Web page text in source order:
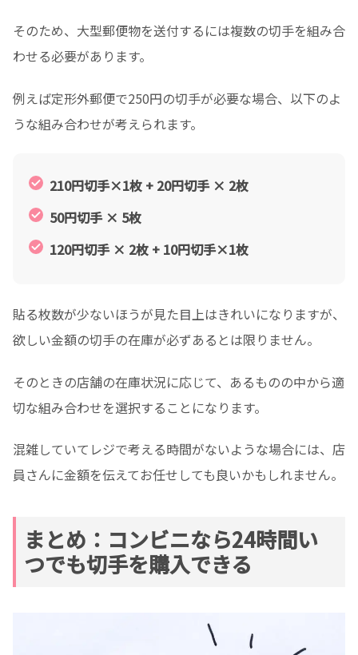
そのため、大型郵便物を送付するには複数の切手を組み合
わせる必要があります。
例えば定形外郵便で250円の切手が必要な場合、以下のよ
うな組み合わせが考えられます。
210円切手×1枚 + 20円切手 × 2枚
50円切手 × 5枚
120円切手 × 2枚 + 10円切手×1枚
貼る枚数が少ないほうが見た目上はきれいになりますが、
欲しい金額の切手の在庫が必ずあるとは限りません。
そのときの店舗の在庫状況に応じて、あるものの中から適
切な組み合わせを選択することになります。
混雑していてレジで考える時間がないような場合には、店
員さんに金額を伝えてお任せしても良いかもしれません。
まとめ：コンビニなら24時間い
つでも切手を購入できる